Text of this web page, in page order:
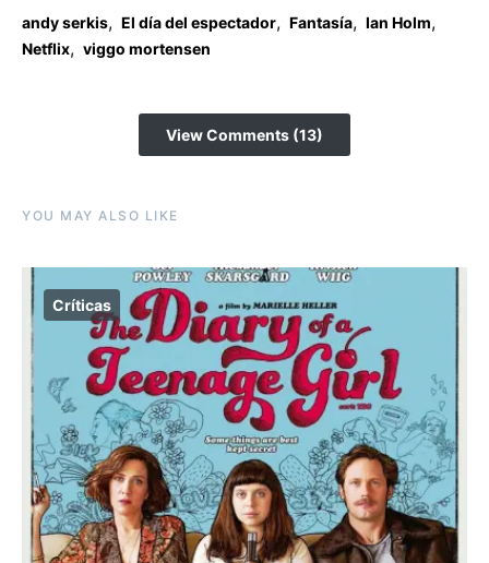
andy serkis, El día del espectador, Fantasía, Ian Holm,
Netflix, viggo mortensen
View Comments (13)
YOU MAY ALSO LIKE
Críticas